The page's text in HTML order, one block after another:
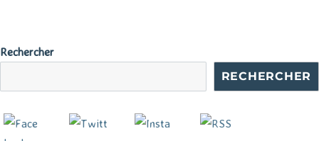
Rechercher
RECHERCHER